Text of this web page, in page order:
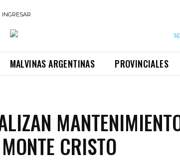
INGRESAR
MALVINAS ARGENTINAS PROVINCIALES
CRISTO